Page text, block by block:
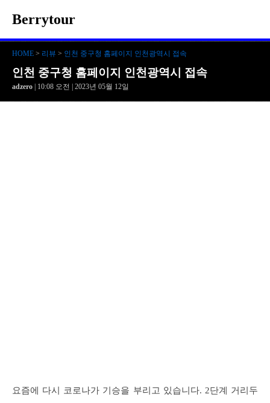
Berrytour
HOME > 리뷰 > 인천 중구청 홈페이지 인천광역시 접속
인천 중구청 홈페이지 인천광역시 접속
adzero | 10:08 오전 | 2023년 05월 12일
요즘에 다시 코로나가 기승을 부리고 있습니다. 2단계 거리두